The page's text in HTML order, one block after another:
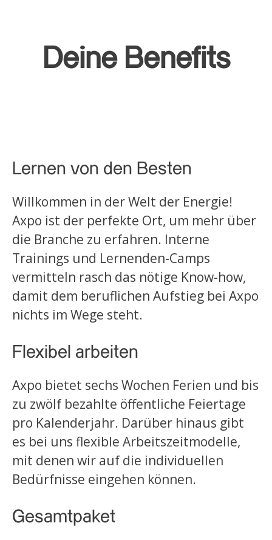
Deine Benefits
Lernen von den Besten
Willkommen in der Welt der Energie!
Axpo ist der perfekte Ort, um mehr über
die Branche zu erfahren. Interne
Trainings und Lernenden-Camps
vermitteln rasch das nötige Know-how,
damit dem beruflichen Aufstieg bei Axpo
nichts im Wege steht.
Flexibel arbeiten
Axpo bietet sechs Wochen Ferien und bis
zu zwölf bezahlte öffentliche Feiertage
pro Kalenderjahr. Darüber hinaus gibt
es bei uns flexible Arbeitszeitmodelle,
mit denen wir auf die individuellen
Bedürfnisse eingehen können.
Gesamtpaket